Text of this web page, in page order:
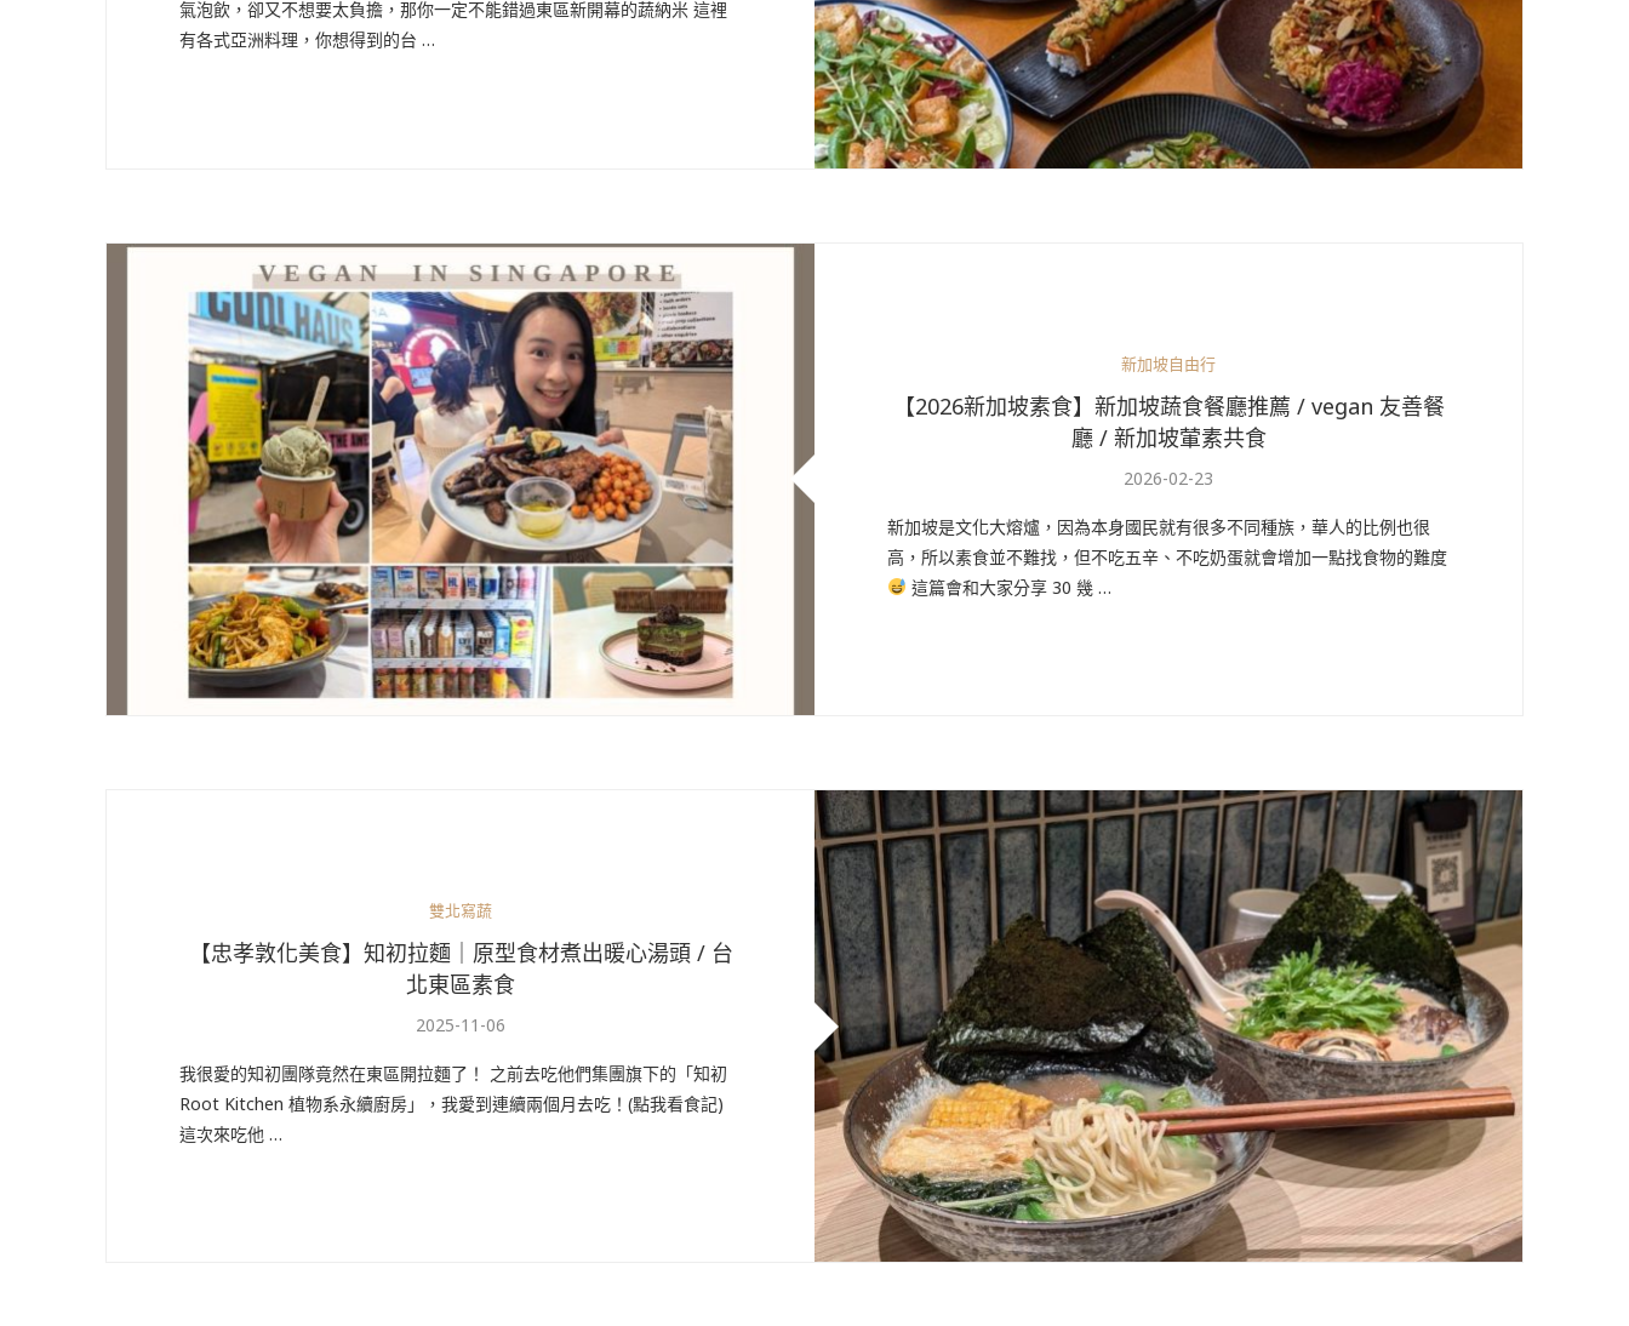
氣泡飲，卻又不想要太負擔，那你一定不能錯過東區新開幕的蔬納米 這裡
有各式亞洲料理，你想得到的台 …
新加坡自由行
【2026新加坡素食】新加坡蔬食餐廳推薦 / vegan 友善餐
廳 / 新加坡葷素共食
2026-02-23
新加坡是文化大熔爐，因為本身國民就有很多不同種族，華人的比例也很
高，所以素食並不難找，但不吃五辛、不吃奶蛋就會增加一點找食物的難度
這篇會和大家分享 30 幾 …
雙北寫蔬
【忠孝敦化美食】知初拉麵｜原型食材煮出暖心湯頭 / 台
北東區素食
2025-11-06
我很愛的知初團隊竟然在東區開拉麵了！ 之前去吃他們集團旗下的「知初
Root Kitchen 植物系永續廚房」，我愛到連續兩個月去吃！(點我看食記)
這次來吃他 …